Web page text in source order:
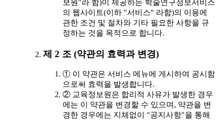
보원"라 함)이 제공하는 학술연구정보서비스
의 웹사이트(이하 "서비스" 라함)의 이용에
관한 조건 및 절차와 기타 필요한 사항을 규
정하는 것을 목적으로 합니다.
제 2 조 (약관의 효력과 변경)
① 이 약관은 서비스 메뉴에 게시하여 공시함
으로써 효력을 발생합니다.
② 교육정보원은 합리적 사유가 발생한 경우
에는 이 약관을 변경할 수 있으며, 약관을 변
경한 경우에는 지체없이 "공지사항"을 통해